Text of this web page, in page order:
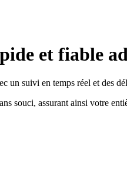
et fiable
un suivi en temps réel et des
souci, assurant ainsi votre